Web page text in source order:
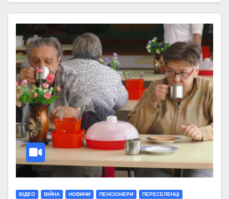
ВІДЕО ВІЙНА НОВИНИ ПЕНСІОНЕРИ ПЕРЕСЕЛЕНЦІ